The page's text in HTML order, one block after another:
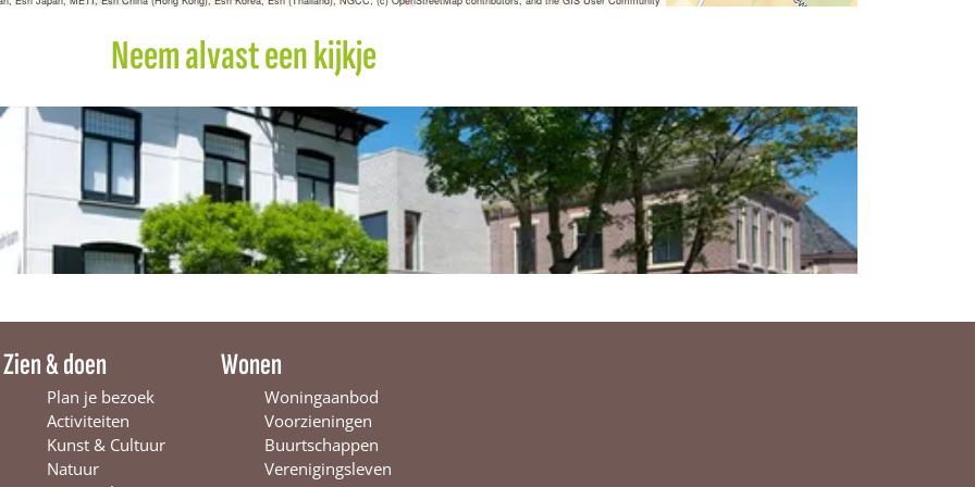
a
Neem alvast een kijkje
Zien & doen
Plan je bezoek
Activiteiten
Kunst & Cultuur
Natuur
Wonen
Woningaanbod
Voorzieningen
Buurtschappen
Verenigingsleven